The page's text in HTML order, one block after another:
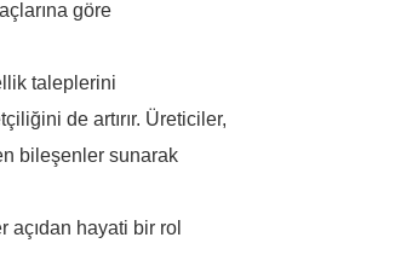
göre
taleplerini
de artırır. Üreticiler,
bileşenler sunarak
hayati bir rol